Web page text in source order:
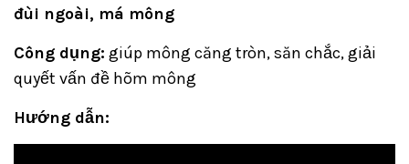
đùi ngoài, má mông
Công dụng: giúp mông căng tròn, săn chắc, giải
quyết vấn đề hõm mông
Hướng dẫn: